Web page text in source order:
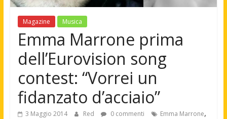
Magazine Musica
Emma Marrone prima
dell’Eurovision song
contest: “Vorrei un
fidanzato d’acciaio”
3 Maggio 2014 Red 0 commenti Emma Marrone,